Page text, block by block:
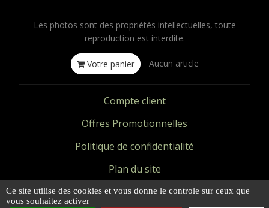
Les photos sont des propriétés intellectuelles, toute
reproduction est interdite.
Votre panier Aucun article
Compte client
Offres Promotionnelles
Politique de confidentialité
Plan du site
Mentions légales
Ce site utilise des cookies et vous donne le controle sur ceux que
vous souhaitez activer